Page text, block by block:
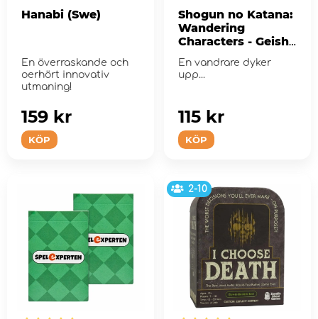
Hanabi (Swe)
En överraskande och
oerhört innovativ
utmaning!
KÖP
159 kr
Shogun no Katana:
Wandering
Characters - Geisha
(Exp.)
En vandrare dyker
upp...
KÖP
115 kr
2-10